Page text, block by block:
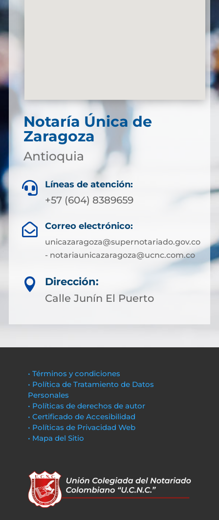
Notaría Única de
Zaragoza
Antioquia
 Líneas de atención:
+57 (604) 8389659
 Correo electrónico:
unicazaragoza@supernotariado.gov.co
- notariaunicazaragoza@ucnc.com.co

Dirección:
Calle Junín El Puerto
• Términos y condiciones
• Política de Tratamiento de Datos
Personales
• Políticas de derechos de autor
• Certificado de Accesibilidad
• Políticas de Privacidad Web
• Mapa del Sitio